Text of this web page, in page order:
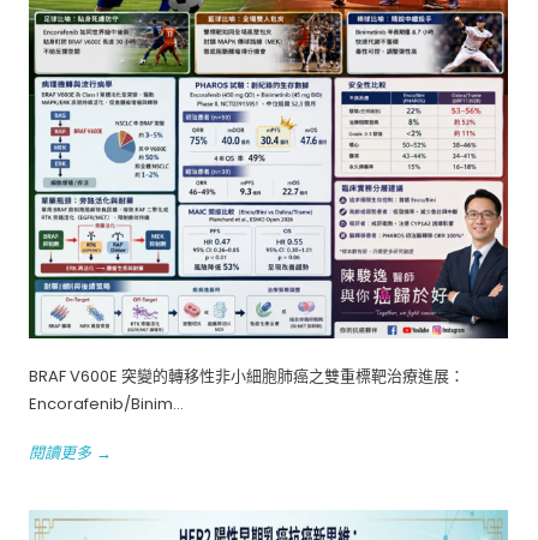
BRAF V600E 突變的轉移性非小細胞肺癌之雙重標靶治療進展：
Encorafenib/Binim...
閱讀更多 →